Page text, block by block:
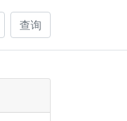
查询